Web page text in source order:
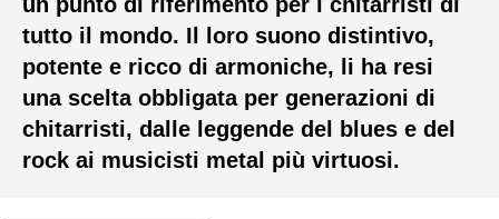
tutto il mondo. Il loro suono distintivo,
potente e ricco di armoniche, li ha resi
una scelta obbligata per generazioni di
chitarristi, dalle leggende del blues e del
rock ai musicisti metal più virtuosi.